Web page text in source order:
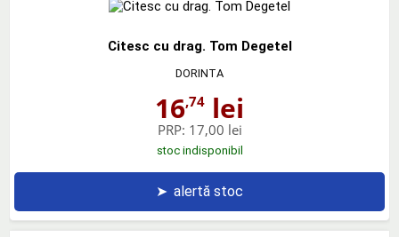
Citesc cu drag. Tom Degetel
DORINTA
16,74 lei
PRP: 17,00 lei
stoc indisponibil
➤ alertă stoc